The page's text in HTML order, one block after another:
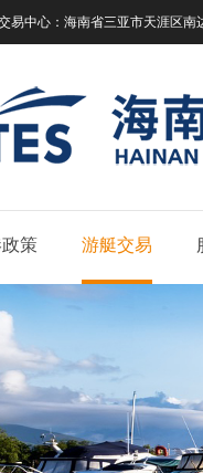
易中心： 海南省三亚市天涯区
策 游艇交易